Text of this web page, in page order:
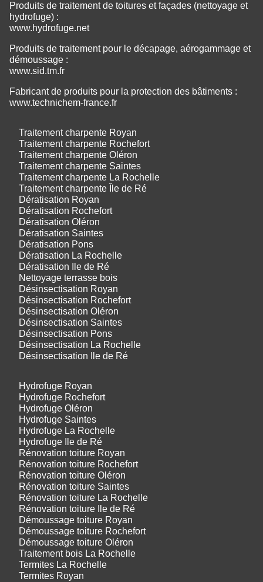
Produits de traitement de toitures et façades (nettoyage et
hydrofuge) :
www.hydrofuge.net
Produits de traitement pour le décapage, aérogammage et
démoussage :
www.sid.tm.fr
Fabricant de produits pour la protection des bâtiments :
www.technichem-france.fr
Traitement charpente Royan
Traitement charpente Rochefort
Traitement charpente Oléron
Traitement charpente Saintes
Traitement charpente La Rochelle
Traitement charpente Île de Ré
Dératisation Royan
Dératisation Rochefort
Dératisation Oléron
Dératisation Saintes
Dératisation Pons
Dératisation La Rochelle
Dératisation Ile de Ré
Nettoyage terrasse bois
Désinsectisation Royan
Désinsectisation Rochefort
Désinsectisation Oléron
Désinsectisation Saintes
Désinsectisation Pons
Désinsectisation La Rochelle
Désinsectisation Ile de Ré
Hydrofuge Royan
Hydrofuge Rochefort
Hydrofuge Oléron
Hydrofuge Saintes
Hydrofuge La Rochelle
Hydrofuge Ile de Ré
Rénovation toiture Royan
Rénovation toiture Rochefort
Rénovation toiture Oléron
Rénovation toiture Saintes
Rénovation toiture La Rochelle
Rénovation toiture Ile de Ré
Démoussage toiture Royan
Démoussage toiture Rochefort
Démoussage toiture Oléron
Traitement bois La Rochelle
Termites La Rochelle
Termites Royan